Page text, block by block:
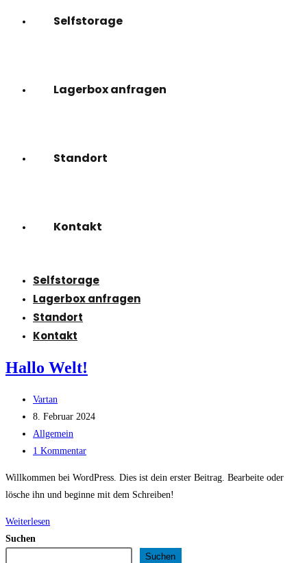
Selfstorage
Lagerbox anfragen
Standort
Kontakt
Selfstorage
Lagerbox anfragen
Standort
Kontakt
Hallo Welt!
Beitrags-
Autor:
Vartan
Beitrag
veröffentlicht:
8. Februar 2024
Beitrags-
Kategorie:
Allgemein
Beitrags-
1 Kommentar
Willkommen bei WordPress. Dies ist dein erster Beitrag. Bearbeite oder
lösche ihn und beginne mit dem Schreiben!
Weiterlesen
Suchen
Suchen